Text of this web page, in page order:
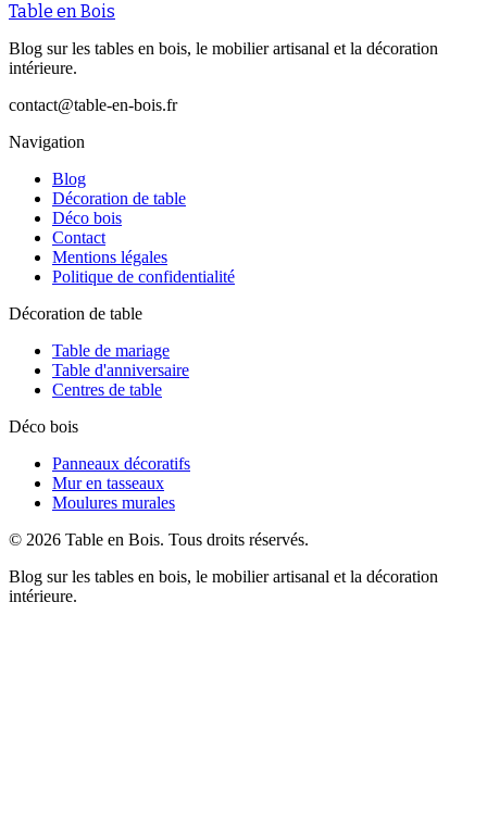
Table en Bois
Blog sur les tables en bois, le mobilier artisanal et la décoration
intérieure.
contact@table-en-bois.fr
Navigation
Blog
Décoration de table
Déco bois
Contact
Mentions légales
Politique de confidentialité
Décoration de table
Table de mariage
Table d'anniversaire
Centres de table
Déco bois
Panneaux décoratifs
Mur en tasseaux
Moulures murales
© 2026 Table en Bois. Tous droits réservés.
Blog sur les tables en bois, le mobilier artisanal et la décoration
intérieure.